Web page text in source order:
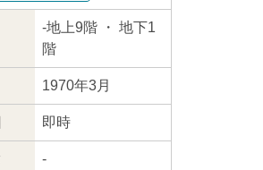
-地上9階 ・ 地下1
階
1970年3月
即時
-